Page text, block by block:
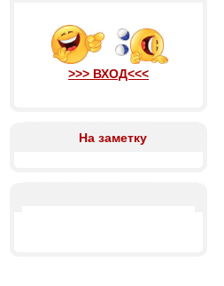
>>> ВХОД<<<
На заметку